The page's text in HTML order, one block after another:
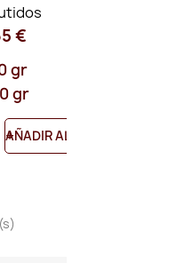
€
gr
gr
+
AÑADIR AL CARRITO